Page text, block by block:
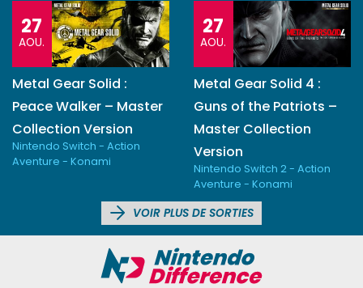
27
AOU.
Metal Gear Solid :
Peace Walker – Master
Collection Version
Nintendo Switch - Action
Aventure - Konami
27
AOU.
Metal Gear Solid 4 :
Guns of the Patriots –
Master Collection
Version
Nintendo Switch 2 - Action
Aventure - Konami
VOIR PLUS DE SORTIES